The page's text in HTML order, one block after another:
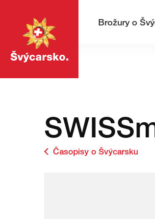
stránku
MojeSvycarsko.com
Hlavní navigace
Brožury o
Hledej
Časopisy o Švýcarsku